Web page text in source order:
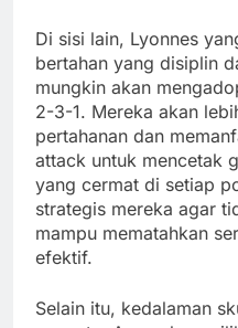
Di sisi lain, Lyonnes
bertahan yang disiplin
mungkin akan
2-3-1. Mereka akan
pertahanan dan
attack untuk mencetak
yang cermat di setiap
strategis mereka agar
mampu mematahkan
efektif.
Selain itu, kedalaman